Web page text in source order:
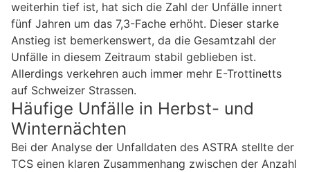
weiterhin tief ist, hat sich die Zahl der Unfälle innert
fünf Jahren um das 7,3-Fache erhöht. Dieser starke
Anstieg ist bemerkenswert, da die Gesamtzahl der
Unfälle in diesem Zeitraum stabil geblieben ist.
Allerdings verkehren auch immer mehr E-Trottinetts
auf Schweizer Strassen.
Häufige Unfälle in Herbst- und
Winternächten
Bei der Analyse der Unfalldaten des ASTRA stellte der
TCS einen klaren Zusammenhang zwischen der Anzahl